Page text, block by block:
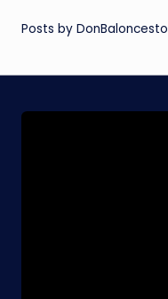
Posts by DonBaloncesto